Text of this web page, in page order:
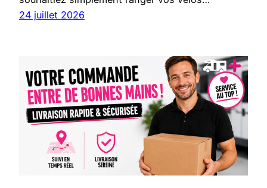
24 juillet 2026